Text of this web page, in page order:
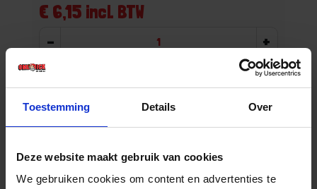
Toestemming Details Over
Deze website maakt gebruik van cookies
We gebruiken cookies om content en advertenties te
€ 6,15 incl. BTW
- +
Bestel nu!